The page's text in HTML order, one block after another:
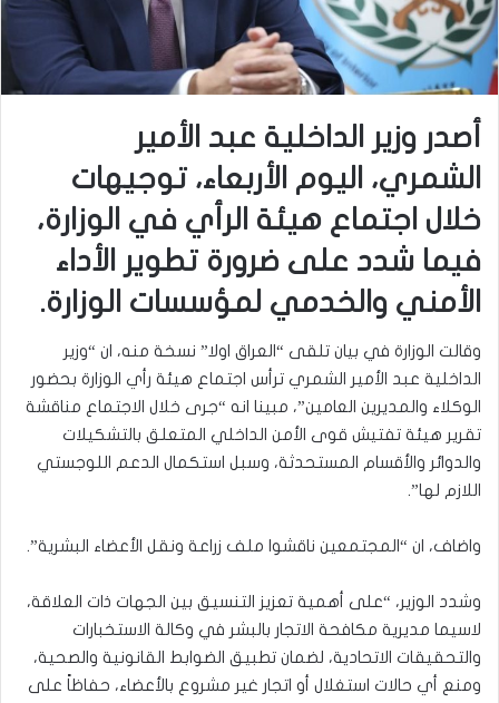
أصدر وزير الداخلية عبد الأمير
الشمري، اليوم الأربعاء، توجيهات
خلال اجتماع هيئة الرأي في الوزارة،
فيما شدد على ضرورة تطوير الأداء
الأمني والخدمي لمؤسسات الوزارة.
وقالت الوزارة في بيان تلقى “العراق اولا” نسخة منه، ان “وزير
الداخلية عبد الأمير الشمري ترأس اجتماع هيئة رأي الوزارة بحضور
الوكلاء والمديرين العامين”، مبينا انه “جرى خلال الاجتماع مناقشة
تقرير هيئة تفتيش قوى الأمن الداخلي المتعلق بالتشكيلات
والدوائر والأقسام المستحدثة، وسبل استكمال الدعم اللوجستي
اللازم لها”.
واضاف، ان “المجتمعين ناقشوا ملف زراعة ونقل الأعضاء البشرية”.
وشدد الوزير، “على أهمية تعزيز التنسيق بين الجهات ذات العلاقة،
لاسيما مديرية مكافحة الاتجار بالبشر في وكالة الاستخبارات
والتحقيقات الاتحادية، لضمان تطبيق الضوابط القانونية والصحية،
ومنع أي حالات استغلال أو اتجار غير مشروع بالأعضاء، حفاظاً على